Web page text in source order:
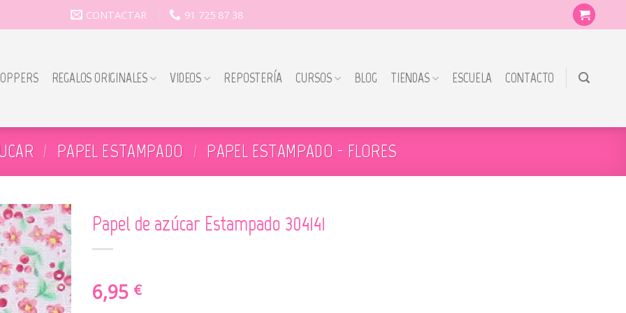
CONTACTAR 91 725 87 38
REGALOS ORIGINALES VIDEOS REPOSTERÍA CURSOS BLOG TIENDAS ESCUELA CONTACTO
/ PAPEL ESTAMPADO / PAPEL ESTAMPADO - FLORES
Papel de azúcar Estampado 304141
6,95 €